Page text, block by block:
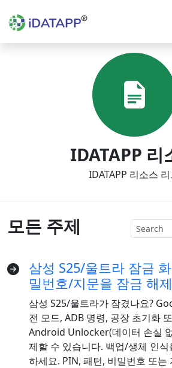
IDATAPP 리
IDATAPP 리소스
모든 주제
삼성 S25/울트라 잠금
밀번호/지문을 잠금 해
삼성 S25/울트라가 잠겼나요?
전 모드, ADB 명령, 공장 초기화
Android Unlocker(데이터 손실
제할 수 있습니다. 백업/생체 인
하세요. PIN, 패턴, 비밀번호 또는